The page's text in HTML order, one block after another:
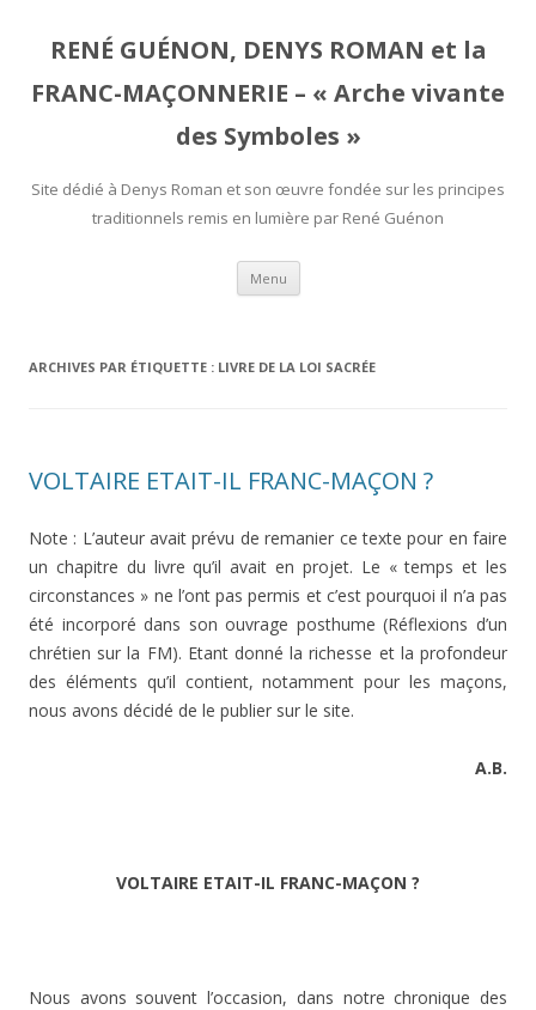
RENÉ GUÉNON, DENYS ROMAN et la
FRANC-MAÇONNERIE – « Arche vivante
des Symboles »
Site dédié à Denys Roman et son œuvre fondée sur les principes
traditionnels remis en lumière par René Guénon
Menu Aller
contenu
ARCHIVES PAR ÉTIQUETTE : LIVRE DE LA LOI SACRÉE
VOLTAIRE ETAIT-IL FRANC-MAÇON ?
Note : L’auteur avait prévu de remanier ce texte pour en faire
un chapitre du livre qu’il avait en projet. Le « temps et les
circonstances » ne l’ont pas permis et c’est pourquoi il n’a pas
été incorporé dans son ouvrage posthume (Réflexions d’un
chrétien sur la FM). Etant donné la richesse et la profondeur
des éléments qu’il contient, notamment pour les maçons,
nous avons décidé de le publier sur le site.
A.B.
VOLTAIRE ETAIT-IL FRANC-MAÇON ?
Nous avons souvent l’occasion, dans notre chronique des